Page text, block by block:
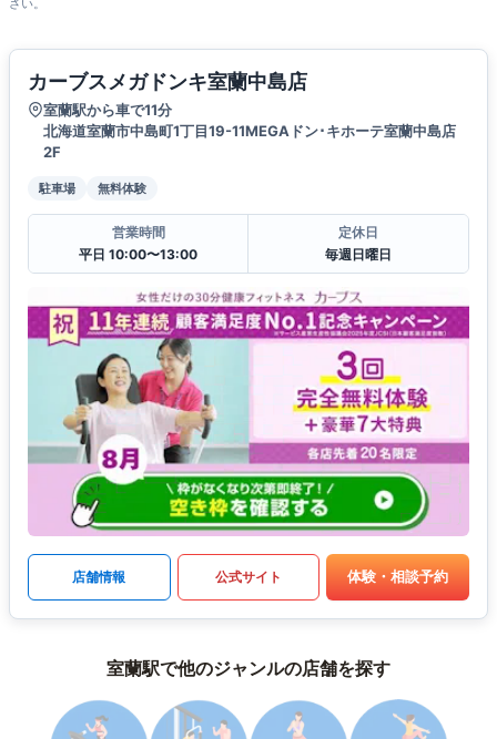
さい。
カーブスメガドンキ室蘭中島店
室蘭駅から車で11分
北海道室蘭市中島町1丁目19-11MEGAドン･キホーテ室蘭中島店
2F
駐車場 無料体験
営業時間
平日 10:00〜13:00
定休日
毎週日曜日
店舗情報 公式サイト 体験・相談予約
室蘭駅で他のジャンルの店舗を探す